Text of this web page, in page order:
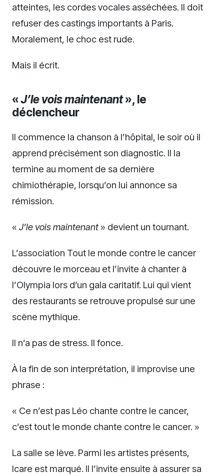
atteintes, les cordes vocales asséchées. Il doit
refuser des castings importants à Paris.
Moralement, le choc est rude.
Mais il écrit.
«J’le vois maintenant», le
déclencheur
Il commence la chanson à l’hôpital, le soir où il
apprend précisément son diagnostic. Il la
termine au moment de sa dernière
chimiothérapie, lorsqu’on lui annonce sa
rémission.
« J’le vois maintenant » devient un tournant.
L’association Tout le monde contre le cancer
découvre le morceau et l’invite à chanter à
l’Olympia lors d’un gala caritatif. Lui qui vient
des restaurants se retrouve propulsé sur une
scène mythique.
Il n’a pas de stress. Il fonce.
À la fin de son interprétation, il improvise une
phrase :
« Ce n’est pas Léo chante contre le cancer,
c’est tout le monde chante contre le cancer. »
La salle se lève. Parmi les artistes présents,
Icare est marqué. Il l’invite ensuite à assurer sa